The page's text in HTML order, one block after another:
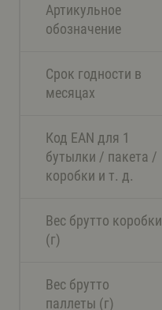
Артикульное
обозначение
Срок годности в
месяцах
Код EAN для 1
бутылки / пакета /
коробки и т. д.
Вес брутто коробки
(г)
Вес брутто
паллеты (г)